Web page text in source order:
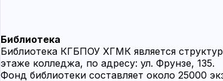
Библиотека
Библиотека КГБПОУ ХГМК является
этаже колледжа, по адресу: ул. Фрунзе, 135.
Фонд библиотеки составляет около 25000